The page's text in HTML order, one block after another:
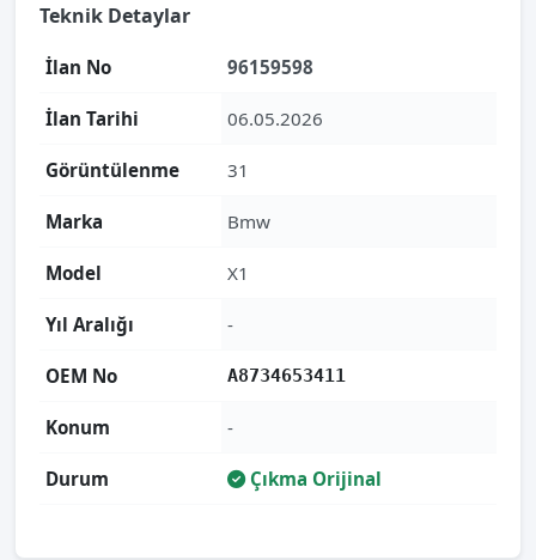
Teknik Detaylar
İlan No 96159598
İlan Tarihi 06.05.2026
Görüntülenme 31
Marka Bmw
Model X1
Yıl Aralığı -
OEM No A8734653411
Konum -
Durum Çıkma Orijinal